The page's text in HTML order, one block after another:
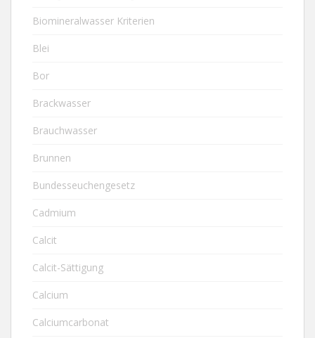
Biomineralwasser Kriterien
Blei
Bor
Brackwasser
Brauchwasser
Brunnen
Bundesseuchengesetz
Cadmium
Calcit
Calcit-Sättigung
Calcium
Calciumcarbonat